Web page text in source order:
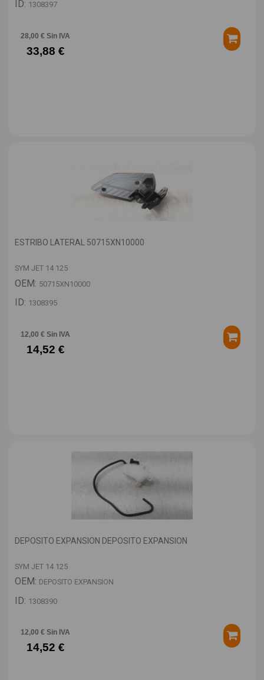
ID: 1308397
28,00 € Sin IVA
33,88 €
ESTRIBO LATERAL 50715XN10000
SYM JET 14 125
OEM: 50715XN10000
ID: 1308395
12,00 € Sin IVA
14,52 €
DEPOSITO EXPANSION DEPOSITO EXPANSION
SYM JET 14 125
OEM: DEPOSITO EXPANSION
ID: 1308390
12,00 € Sin IVA
14,52 €